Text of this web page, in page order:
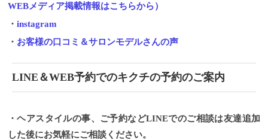
WEBメディア掲載情報はこちらから）
・ instagram
・ お客様の口コミ＆サロンモデルさんの声
LINE＆WEB予約でのキクチの予約のご案内
・ヘアスタイルの事、ご予約などLINEでのご相談は友達追加
した後にお気軽にご相談ください。